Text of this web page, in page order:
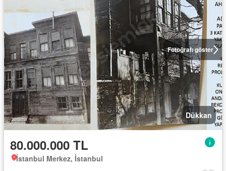
Fotoğrafı göster
Dükkan
80.000.000 TL
İstanbul Merkez, İstanbul